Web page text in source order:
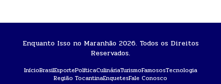
Enquanto Isso no Maranhão 2026. Todos os Direitos
Reservados.
InícioBrasilEsportePolíticaCulináriaTurismoFamososTecnologia
Região TocantinaEnquetesFale Conosco